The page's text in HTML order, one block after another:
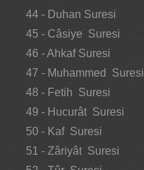
44 - Duhan Suresi
45 - Câsiye Suresi
46 - Ahkaf Suresi
47 - Muhammed Suresi
48 - Fetih Suresi
49 - Hucurât Suresi
50 - Kaf Suresi
51 - Zâriyât Suresi